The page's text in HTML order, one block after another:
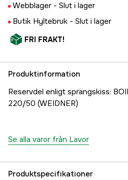
Webblager - Slut i lager
Butik Hyltebruk - Slut i lager
FRI FRAKT!
Produktinformation
Reservdel enligt sprängskiss:
220/50 (WEIDNER)
Se alla varor från Lavor
Produktspecifikationer